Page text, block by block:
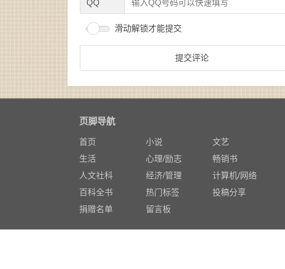
QQ
滑动解锁才能提交
页脚导航
首页 小说
文艺
生活
心理/励志
畅销书
人文社科
经济/管理
计算机/网络
百科全书
热门标签
投稿分享
捐赠名单
留言板